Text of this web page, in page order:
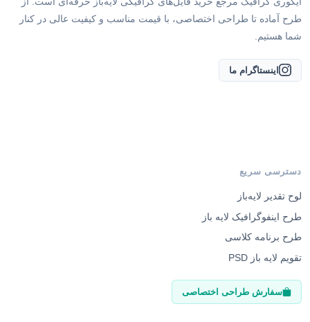
شما هستیم.
اینستاگرام ما
لوح تقدیر لایه‌باز
طرح اینفوگرافیک لایه باز
طرح برنامه کلاسی
تقویم لایه باز PSD
سفارش طراحی اختصاصی